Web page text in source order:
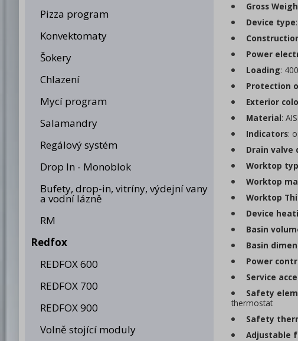
Pizza program
Konvektomaty
Šokery
Chlazení
Mycí program
Salamandry
Regálový systém
Drop In - Monoblok
Bufety, drop-in, vitríny, výdejní vany
a vodní lázně
RM
Redfox
REDFOX 600
REDFOX 700
REDFOX 900
Volně stojící moduly
Gross
Device type
Power
Loading:
Protection
Exterior
Material:
Indicators:
Drain valve
Worktop
Worktop
Worktop
Device
Basin
Basin
Power
Service
Safety
thermostat
Safety
Adjustable